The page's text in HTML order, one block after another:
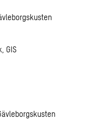
GIS